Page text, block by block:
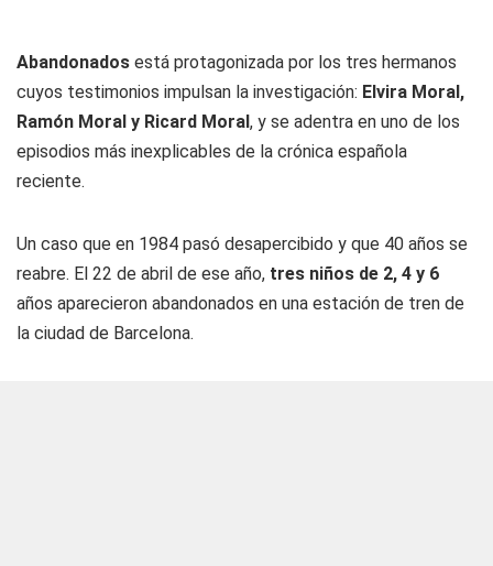
Abandonados está protagonizada por los tres hermanos
cuyos testimonios impulsan la investigación: Elvira Moral,
Ramón Moral y Ricard Moral, y se adentra en uno de los
episodios más inexplicables de la crónica española
reciente.
Un caso que en 1984 pasó desapercibido y que 40 años se
reabre. El 22 de abril de ese año, tres niños de 2, 4 y 6
años aparecieron abandonados en una estación de tren de
la ciudad de Barcelona.